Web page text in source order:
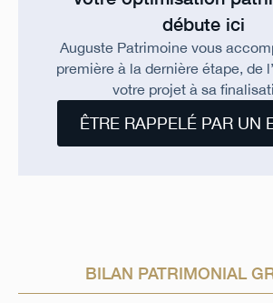
débute ici
Auguste Patrimoine vous
première à la dernière étape, de
votre projet à sa
ÊTRE RAPPELÉ PAR UN
BILAN PATRIMONIAL